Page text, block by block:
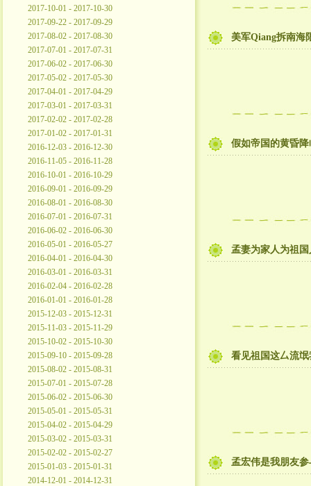
2017-10-01 - 2017-10-30
2017-09-22 - 2017-09-29
2017-08-02 - 2017-08-30
2017-07-01 - 2017-07-31
2017-06-02 - 2017-06-30
2017-05-02 - 2017-05-30
2017-04-01 - 2017-04-29
2017-03-01 - 2017-03-31
2017-02-02 - 2017-02-28
2017-01-02 - 2017-01-31
2016-12-03 - 2016-12-30
2016-11-05 - 2016-11-28
2016-10-01 - 2016-10-29
2016-09-01 - 2016-09-29
2016-08-01 - 2016-08-30
2016-07-01 - 2016-07-31
2016-06-02 - 2016-06-30
2016-05-01 - 2016-05-27
2016-04-01 - 2016-04-30
2016-03-01 - 2016-03-31
2016-02-04 - 2016-02-28
2016-01-01 - 2016-01-28
2015-12-03 - 2015-12-31
2015-11-03 - 2015-11-29
2015-10-02 - 2015-10-30
2015-09-10 - 2015-09-28
2015-08-02 - 2015-08-31
2015-07-01 - 2015-07-28
2015-06-02 - 2015-06-30
2015-05-01 - 2015-05-31
2015-04-02 - 2015-04-29
2015-03-02 - 2015-03-31
2015-02-02 - 2015-02-27
2015-01-03 - 2015-01-31
2014-12-01 - 2014-12-31
美军Qiang拆南海
假如帝国的黄昏降
孟妻为家人为祖国
看见祖国这厶流
孟宏伟是我朋友